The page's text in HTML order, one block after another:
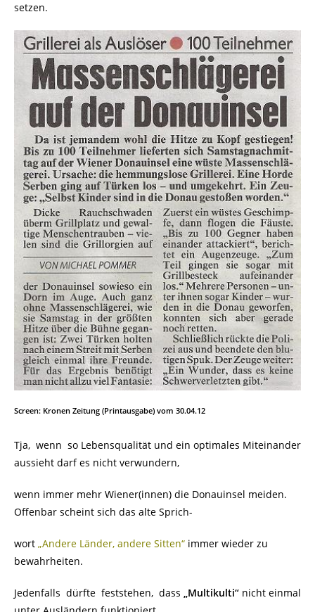
setzen.
Screen: Kronen Zeitung (Printausgabe) vom 30.04.12
Tja, wenn so Lebensqualität und ein optimales Miteinander
aussieht darf es nicht verwundern,
wenn immer mehr Wiener(innen) die Donauinsel meiden.
Offenbar scheint sich das alte Sprich-
wort „Andere Länder, andere Sitten“ immer wieder zu
bewahrheiten.
Jedenfalls dürfte feststehen, dass „Multikulti“ nicht einmal